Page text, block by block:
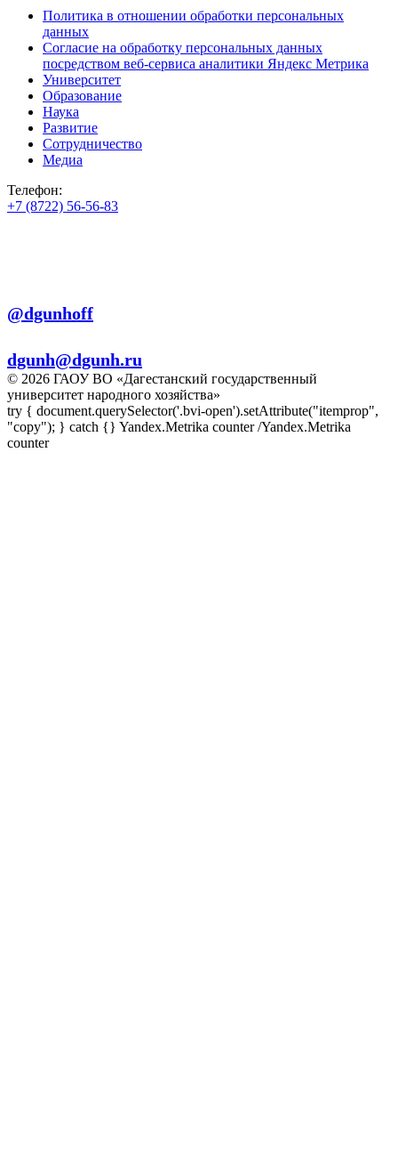
Политика в отношении обработки персональных
данных
Согласие на обработку персональных данных
посредством веб-сервиса аналитики Яндекс Метрика
Университет
Образование
Наука
Развитие
Сотрудничество
Медиа
Телефон:
+7 (8722) 56-56-83
@dgunhoff
dgunh@dgunh.ru
© 2026 ГАОУ ВО «Дагестанский государственный
университет народного хозяйства»
try { document.querySelector('.bvi-open').setAttribute("itemprop",
"copy"); } catch {} Yandex.Metrika counter/Yandex.Metrika
counter